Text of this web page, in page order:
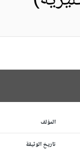
المؤلف
تاريخ الوثيقة